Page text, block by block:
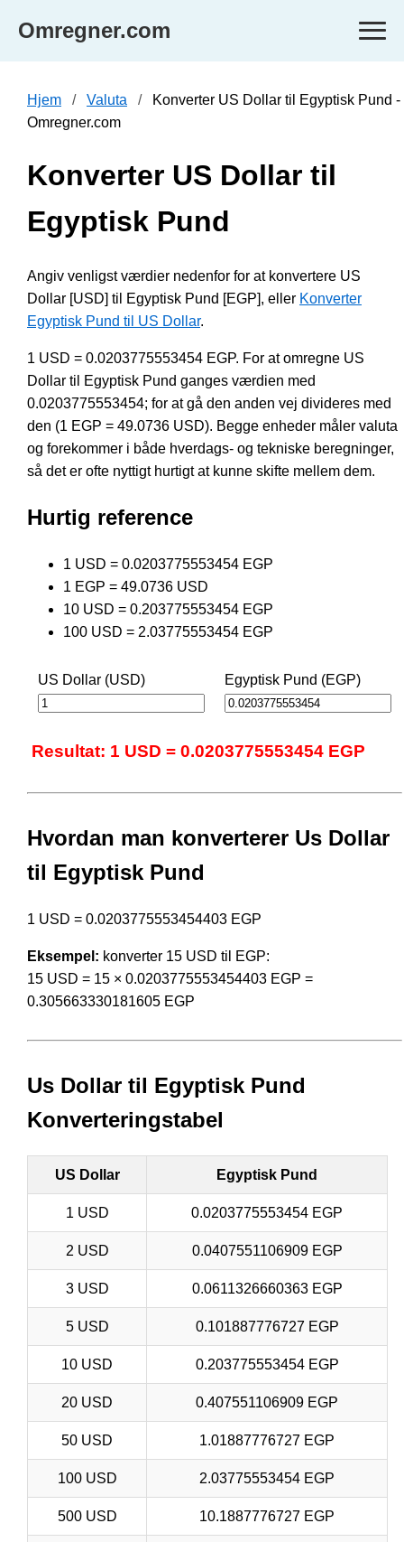
Omregner.com
Hjem Valuta
Konverter US Dollar til Egyptisk Pund -
Omregner.com
Konverter US Dollar til
Egyptisk Pund
Angiv venligst værdier nedenfor for at konvertere US
Dollar [USD] til Egyptisk Pund [EGP], eller Konverter
Egyptisk Pund til US Dollar.
1 USD = 0.0203775553454 EGP. For at omregne US
Dollar til Egyptisk Pund ganges værdien med
0.0203775553454; for at gå den anden vej divideres med
den (1 EGP = 49.0736 USD). Begge enheder måler valuta
og forekommer i både hverdags- og tekniske beregninger,
så det er ofte nyttigt hurtigt at kunne skifte mellem dem.
Hurtig reference
1 USD = 0.0203775553454 EGP
1 EGP = 49.0736 USD
10 USD = 0.203775553454 EGP
100 USD = 2.03775553454 EGP
US Dollar (USD) Egyptisk Pund (EGP)
Resultat: 1 USD = 0.0203775553454 EGP
Hvordan man konverterer Us Dollar
til Egyptisk Pund
1 USD = 0.0203775553454403 EGP
Eksempel: konverter 15 USD til EGP:
15 USD = 15 × 0.0203775553454403 EGP =
0.305663330181605 EGP
Us Dollar til Egyptisk Pund
Konverteringstabel
US Dollar Egyptisk Pund
1 USD 0.0203775553454 EGP
2 USD 0.0407551106909 EGP
3 USD 0.0611326660363 EGP
5 USD 0.101887776727 EGP
10 USD 0.203775553454 EGP
20 USD 0.407551106909 EGP
50 USD 1.01887776727 EGP
100 USD 2.03775553454 EGP
500 USD 10.1887776727 EGP